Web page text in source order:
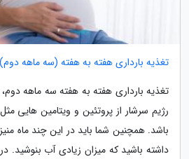
تغذیه بارداری هفته به هفته (سه ماهه دوم)
تغذیه بارداری هفته به هفته سه ماهه
باشد. همچنین شما باید در این چند ماه
داشته باشید که میزان زیادی آب بنوشید. در